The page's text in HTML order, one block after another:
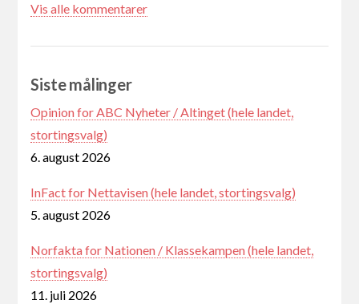
Vis alle kommentarer
Siste målinger
Opinion for ABC Nyheter / Altinget (hele landet,
stortingsvalg)
6. august 2026
InFact for Nettavisen (hele landet, stortingsvalg)
5. august 2026
Norfakta for Nationen / Klassekampen (hele landet,
stortingsvalg)
11. juli 2026